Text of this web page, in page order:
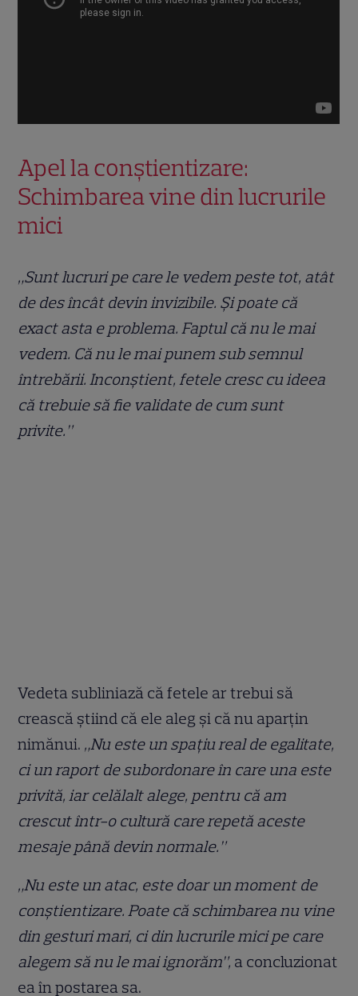
Apel la conștientizare:
Schimbarea vine din lucrurile
mici
„Sunt lucruri pe care le vedem peste tot, atât
de des încât devin invizibile. Și poate că
exact asta e problema. Faptul că nu le mai
vedem. Că nu le mai punem sub semnul
întrebării. Inconștient, fetele cresc cu ideea
că trebuie să fie validate de cum sunt
privite.”
Vedeta subliniază că fetele ar trebui să
crească știind că ele aleg și că nu aparțin
nimănui. „Nu este un spațiu real de egalitate,
ci un raport de subordonare în care una este
privită, iar celălalt alege, pentru că am
crescut într-o cultură care repetă aceste
mesaje până devin normale.”
„Nu este un atac, este doar un moment de
conștientizare. Poate că schimbarea nu vine
din gesturi mari, ci din lucrurile mici pe care
alegem să nu le mai ignorăm”, a concluzionat
ea în postarea sa.